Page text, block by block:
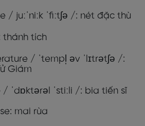
/ juːˈniːk ˈfiːtʃə /: nét đặc thù
thánh tích
/ ˈtempl̩ əv ˈlɪtrətʃə /:
Giám
ˈdɒktərəl ˈstiːli /: bia tiến sĩ
mai rùa